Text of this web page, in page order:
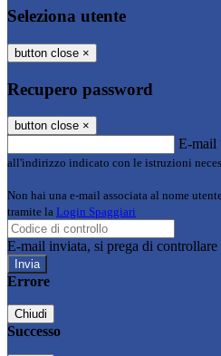
Seleziona utente
button close ×
Recupero password
button close ×
E-mail
all'indirizzo indicato con le istruzioni
Non hai una e-mail associata al nome
tramite la Login Spaggiari
E-mail inviata, si prega di controllare
Errore
Chiudi
Successo